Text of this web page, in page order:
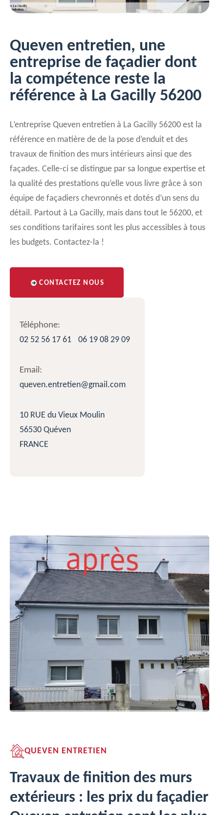
Queven entretien, une
entreprise de façadier dont
la compétence reste la
référence à La Gacilly 56200
L’entreprise Queven entretien à La Gacilly 56200 est la
référence en matière de de la pose d’enduit et des
travaux de finition des murs intérieurs ainsi que des
façades. Celle-ci se distingue par sa longue expertise et
la qualité des prestations qu’elle vous livre grâce à son
équipe de façadiers chevronnés et dotés d’un sens du
détail. Partout à La Gacilly, mais dans tout le 56200, et
ses conditions tarifaires sont les plus accessibles à tous
les budgets. Contactez-la !
CONTACTEZ NOUS
Téléphone:
02 52 56 17 61
06 19 08 29 09
Email:
queven.entretien@gmail.com
10 RUE du Vieux Moulin
56530 Quéven
FRANCE
QUEVEN ENTRETIEN
Travaux de finition des murs
extérieurs : les prix du façadier